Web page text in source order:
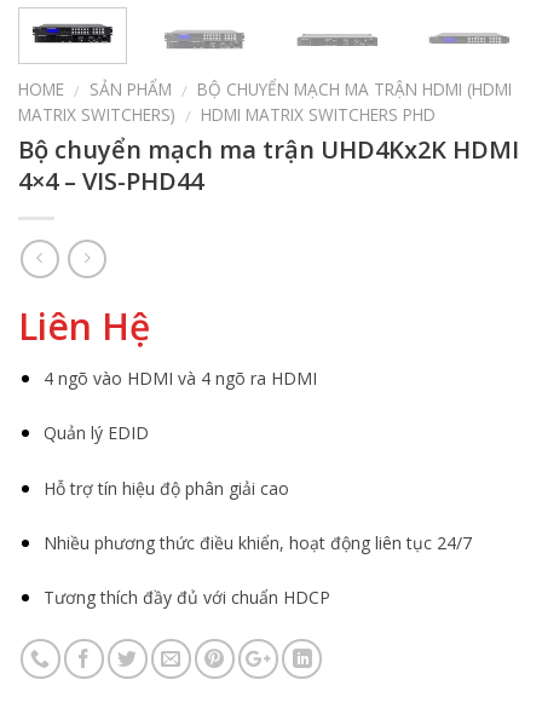
HOME / SẢN PHẨM / BỘ CHUYỂN MẠCH MA TRẬN HDMI (HDMI
MATRIX SWITCHERS) / HDMI MATRIX SWITCHERS PHD
Bộ chuyển mạch ma trận UHD4Kx2K HDMI
4×4 – VIS-PHD44
Liên Hệ
4 ngõ vào HDMI và 4 ngõ ra HDMI
Quản lý EDID
Hỗ trợ tín hiệu độ phân giải cao
Nhiều phương thức điều khiển, hoạt động liên tục 24/7
Tương thích đầy đủ với chuẩn HDCP